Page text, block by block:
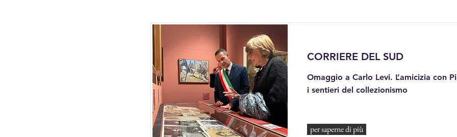
CORRIERE DEL SUD
Omaggio a Carlo Levi. L’amicizia con
i sentieri del collezionismo
per saperne di più